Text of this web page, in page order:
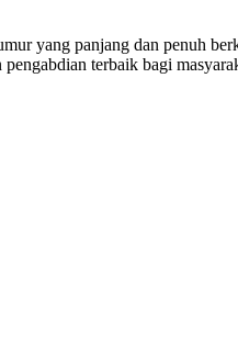
yang panjang dan penuh
terbaik bagi